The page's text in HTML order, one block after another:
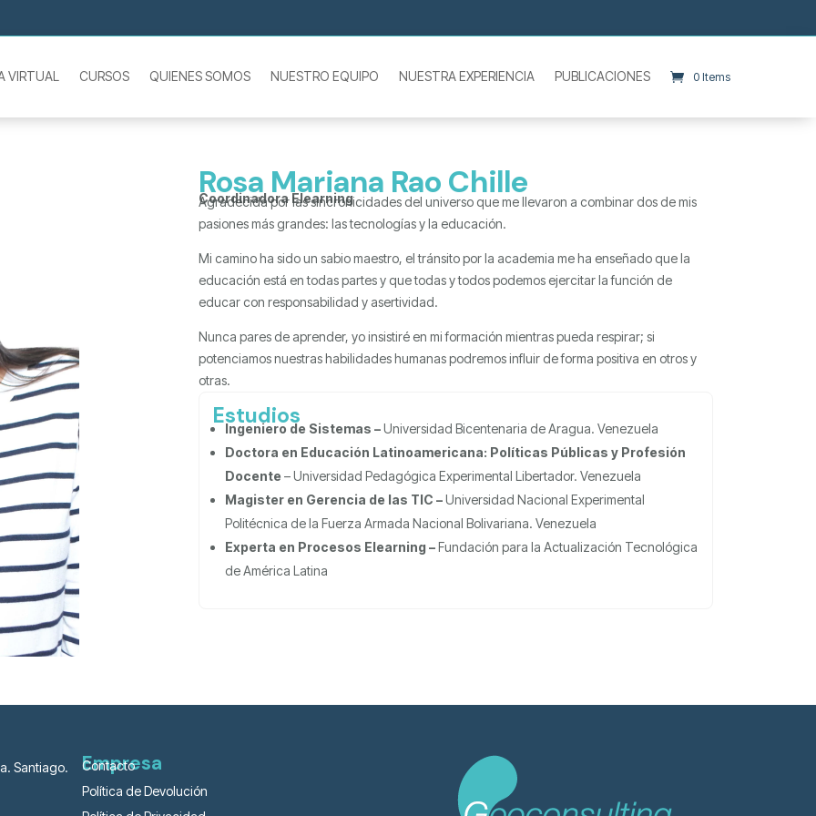
VIRTUAL CURSOS QUIENES SOMOS NUESTRO EQUIPO NUESTRA EXPERIENCIA PUBLICACIONES 0 Items
Rosa Mariana Rao Chille
Coordinadora Elearning
Agradecida por las sincronicidades del universo que me llevaron a combinar dos de mis
pasiones más grandes: las tecnologías y la educación.
Mi camino ha sido un sabio maestro, el tránsito por la academia me ha enseñado que la
educación está en todas partes y que todas y todos podemos ejercitar la función de
educar con responsabilidad y asertividad.
Nunca pares de aprender, yo insistiré en mi formación mientras pueda respirar; si
potenciamos nuestras habilidades humanas podremos influir de forma positiva en otros y
otras.
Estudios
Ingeniero de Sistemas –Universidad Bicentenaria de Aragua. Venezuela
Doctora en Educación Latinoamericana: Políticas Públicas y Profesión
Docente –Universidad Pedagógica Experimental Libertador. Venezuela
Magister en Gerencia de las TIC –Universidad Nacional Experimental
Politécnica de la Fuerza Armada Nacional Bolivariana. Venezuela
Experta en Procesos Elearning –Fundación para la Actualización Tecnológica
de América Latina
Santiago.
Empresa
Contacto
Política de Devolución